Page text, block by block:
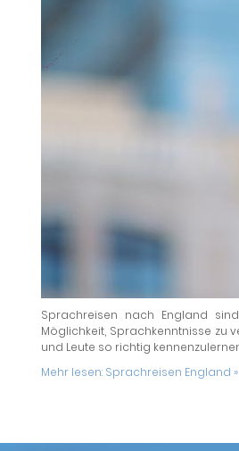
Sprachreisen nach England
Möglichkeit, Sprachkenntnisse zu
und Leute so richtig
Mehr lesen: Sprachreisen England »